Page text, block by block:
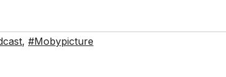
, #Mobypicture